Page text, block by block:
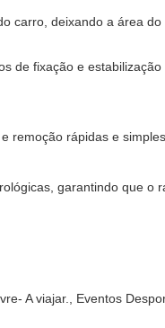
carro, deixando a área
de fixação e
remoção rápidas e
garantindo que o
- A viajar. , Eventos